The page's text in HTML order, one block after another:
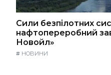
Сили безпілотних
нафтопереробний
Новойл»
# НОВИНИ